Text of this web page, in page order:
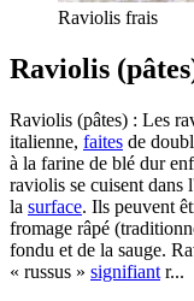
Raviolis frais
Raviolis
Raviolis (pâtes) : Les
italienne, faites de
à la farine de blé dur
raviolis se cuisent dans
la surface. Ils peuvent
fromage râpé
fondu et de la sauge.
« russus » signifiant r...